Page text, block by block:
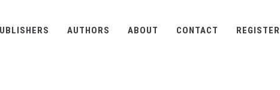
AUTHORS ABOUT CONTACT REGISTER